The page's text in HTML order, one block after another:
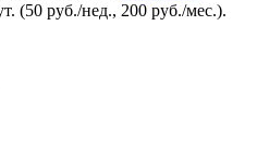
(50 руб./нед., 200 руб./мес.).